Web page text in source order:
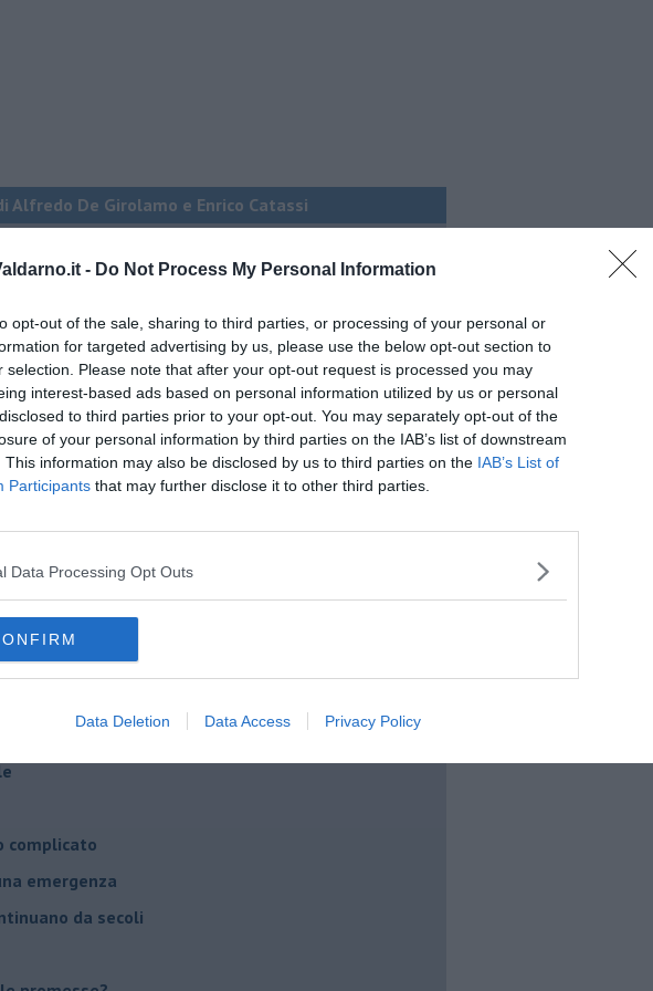
- Do Not Process My Personal Information
opt-out of the sale, sharing to third parties, or processing of your personal or
for targeted advertising by us, please use the below opt-out section to
selection. Please note that after your opt-out request is processed you may
interest-based ads based on personal information utilized by us or personal
to third parties prior to your opt-out. You may separately opt-out of the
of your personal information by third parties on the IAB’s list of downstream
This information may also be disclosed by us to third parties on the IAB’s List of
Participants that may further disclose it to other third parties.
Data Processing Opt Outs
Data Deletion Data Access Privacy Policy
Alfredo De Girolamo e Enrico Catassi
per l'Italia
israeliana
complicato
emergenza
da secoli